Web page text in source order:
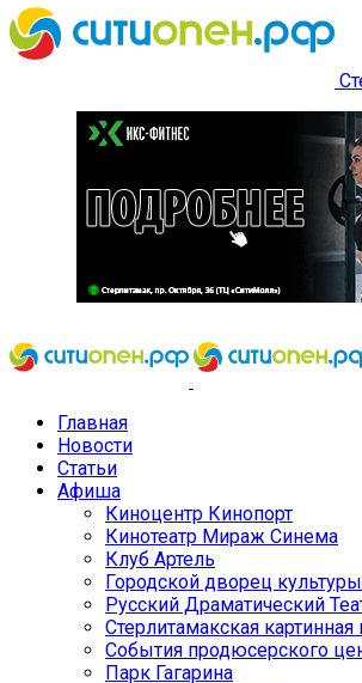
Главная
Новости
Статьи
Афиша
Киноцентр Кинопорт
Кинотеатр Мираж Синема
Клуб Артель
Городской дворец культуры
Русский Драматический
Стерлитамакская картинная
События продюсерского
Парк Гагарина